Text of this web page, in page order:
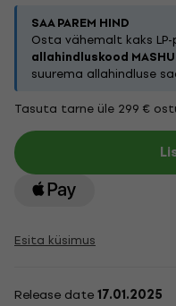
SAA PAREM HIND
Osta vähemalt kaks
allahindluskood
suurema allahindluse
Tasuta tarne üle 299 €
Esita küsimus
Release date17.01.2025